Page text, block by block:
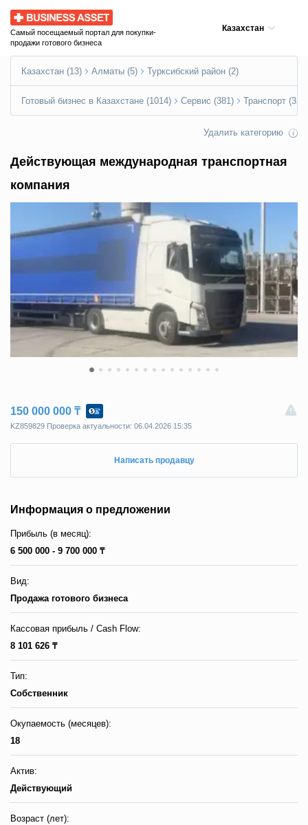
Business Asset
Самый посещаемый портал для покупки-
продажи готового бизнеса
Казахстан
Казахстан (13) Алматы (5) Турксибский район (2)
Готовый бизнес в Казахстане (1014) Сервис (381) Транспорт (32)
Удалить категорию
Действующая международная транспортная
компания
150 000 000 ₸
KZ859829 Пpoвepкa aктyaльнocти: 06.04.2026 15:35
Написать продавцу
Информация о предложении
Прибыль (в месяц):
6 500 000 - 9 700 000 ₸
Вид:
Продажа готового бизнеса
Кассовая прибыль / Сash Flow:
8 101 626 ₸
Тип:
Собственник
Окупаемость (месяцев):
18
Актив:
Действующий
Возраст (лет):